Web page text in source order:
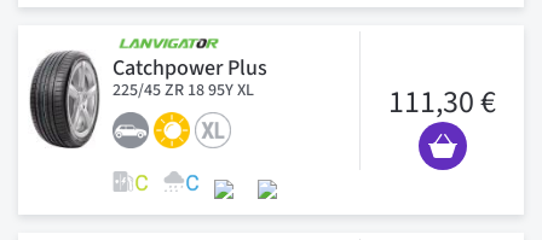
Catchpower Plus
225/45 ZR 18 95Y XL 111,30 €